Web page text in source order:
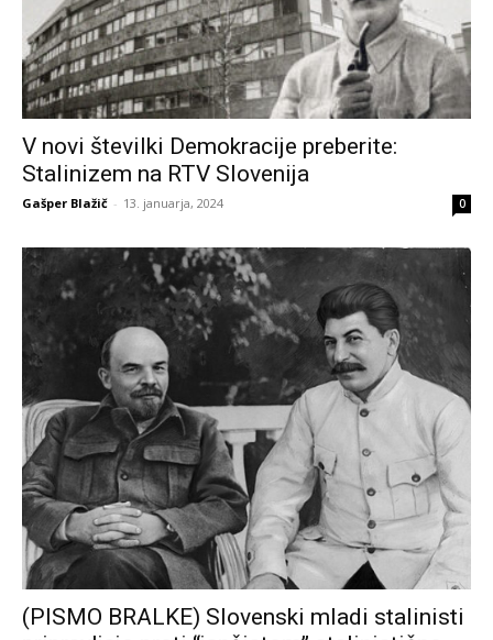
V novi številki Demokracije preberite:
Stalinizem na RTV Slovenija
Gašper Blažič - 13. januarja, 2024 0
(PISMO BRALKE) Slovenski mladi stalinisti